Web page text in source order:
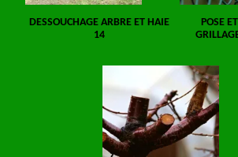
DESSOUCHAGE ARBRE ET HAIE
14
POSE